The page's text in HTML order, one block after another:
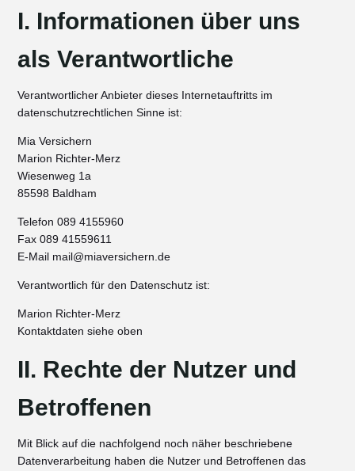
I. Informationen über uns
als Verantwortliche
Verantwortlicher Anbieter dieses Internetauftritts im
datenschutzrechtlichen Sinne ist:
Mia Versichern
Marion Richter-Merz
Wiesenweg 1a
85598 Baldham
Telefon 089 4155960
Fax 089 41559611
E-Mail mail@miaversichern.de
Verantwortlich für den Datenschutz ist:
Marion Richter-Merz
Kontaktdaten siehe oben
II. Rechte der Nutzer und
Betroffenen
Mit Blick auf die nachfolgend noch näher beschriebene
Datenverarbeitung haben die Nutzer und Betroffenen das